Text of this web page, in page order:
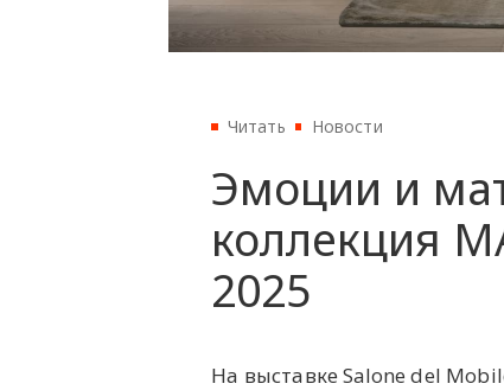
Читать Новости
Эмоции и
коллекция
2025
На выставке Salone del